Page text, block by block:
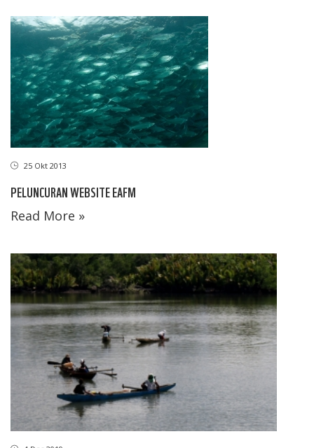
25 Okt 2013
PELUNCURAN WEBSITE EAFM
Read More »